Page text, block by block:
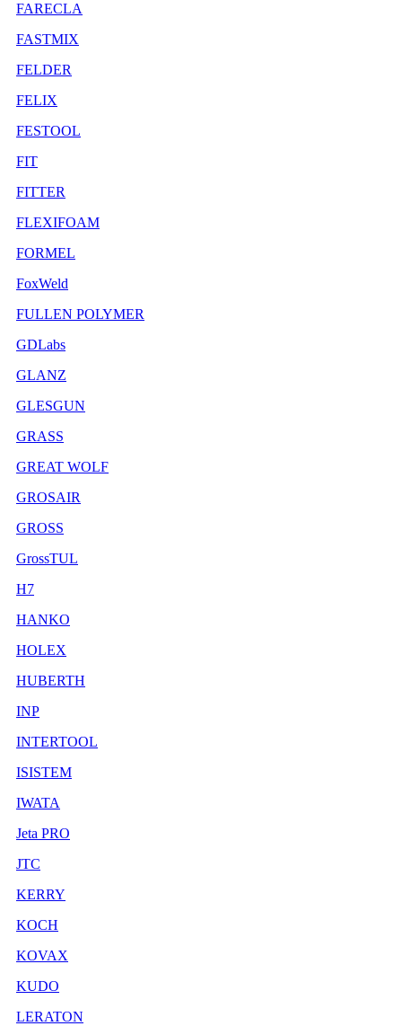
FARECLA
FASTMIX
FELDER
FELIX
FESTOOL
FIT
FITTER
FLEXIFOAM
FORMEL
FoxWeld
FULLEN POLYMER
GDLabs
GLANZ
GLESGUN
GRASS
GREAT WOLF
GROSAIR
GROSS
GrossTUL
H7
HANKO
HOLEX
HUBERTH
INP
INTERTOOL
ISISTEM
IWATA
Jeta PRO
JTC
KERRY
KOCH
KOVAX
KUDO
LERATON